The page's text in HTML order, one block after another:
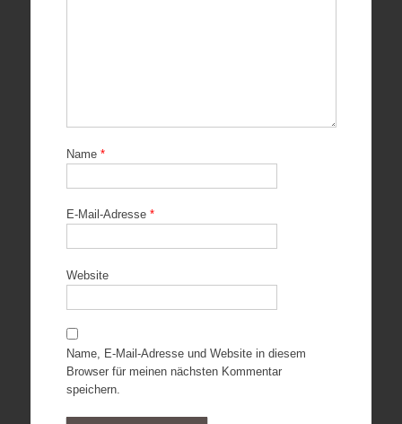
Name *
E-Mail-Adresse *
Website
Name, E-Mail-Adresse und Website in diesem
Browser für meinen nächsten Kommentar
speichern.